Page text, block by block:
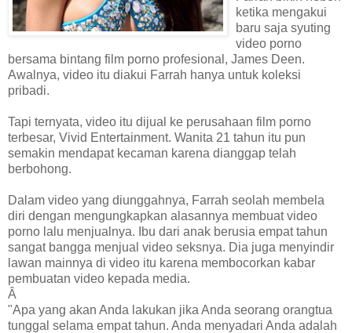
ketika mengakui
baru saja syuting
video porno
bersama bintang film porno profesional, James Deen.
Awalnya, video itu diakui Farrah hanya untuk koleksi
pribadi.
Tapi ternyata, video itu dijual ke perusahaan film porno
terbesar, Vivid Entertainment. Wanita 21 tahun itu pun
semakin mendapat kecaman karena dianggap telah
berbohong.
Dalam video yang diunggahnya, Farrah seolah membela
diri dengan mengungkapkan alasannya membuat video
porno lalu menjualnya. Ibu dari anak berusia empat tahun
sangat bangga menjual video seksnya. Dia juga menyindir
lawan mainnya di video itu karena membocorkan kabar
pembuatan video kepada media.
Â
"Apa yang akan Anda lakukan jika Anda seorang orangtua
tunggal selama empat tahun. Anda menyadari Anda adalah